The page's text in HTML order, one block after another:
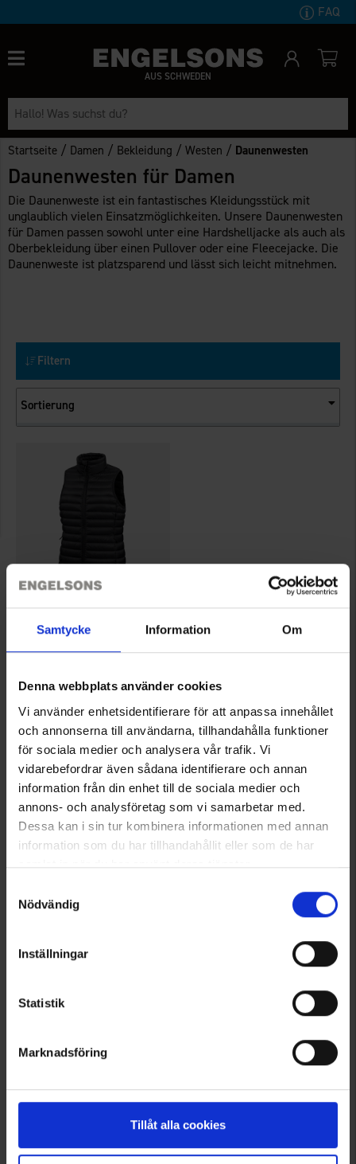
Samtycke Information Om
Denna webbplats använder cookies
Vi använder enhetsidentifierare för att anpassa innehållet
och annonserna till användarna, tillhandahålla funktioner
för sociala medier och analysera vår trafik. Vi
vidarebefordrar även sådana identifierare och annan
information från din enhet till de sociala medier och
annons- och analysföretag som vi samarbetar med.
Dessa kan i sin tur kombinera informationen med annan
information som du har tillhandahållit eller som de har
samlat in när du har använt deras tjänster.
Nödvändig
Inställningar
Statistik
Marknadsföring
Tillåt alla cookies
FAQ
AUS SCHWEDEN
Startseite / Damen / Bekleidung /Westen / Daunenwesten
Daunenwesten für Damen
Die Daunenweste ist ein fantastisches Kleidungsstück mit
unglaublich vielen Einsatzmöglichkeiten. Unsere Daunenwesten
für Damen passen sowohl unter eine Hardshelljacke als auch als
Oberbekleidung über einen Pullover oder eine Fleecejacke. Die
Daunenweste ist platzsparend und lässt sich leicht mitnehmen.
Filtern
Sortierung
Damen Daunenweste Vancouver
High Mountain
59 €
Angezeigt werden 1–2 von 2 Produkten
1